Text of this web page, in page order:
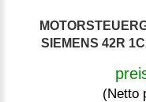
SIEMENS 42R
(Netto